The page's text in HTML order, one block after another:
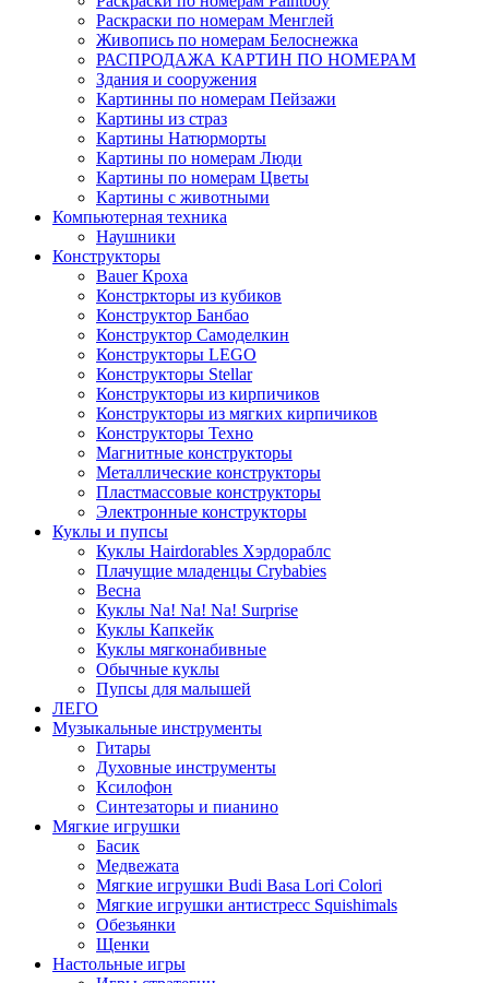
Раскраски по номерам Менглей
Живопись по номерам Белоснежка
РАСПРОДАЖА КАРТИН ПО НОМЕРАМ
Здания и сооружения
Картинны по номерам Пейзажи
Картины из страз
Картины Натюрморты
Картины по номерам Люди
Картины по номерам Цветы
Картины с животными
Компьютерная техника
Наушники
Конструкторы
Bauer Кроха
Констркторы из кубиков
Конструктор Банбао
Конструктор Самоделкин
Конструкторы LEGO
Конструкторы Stellar
Конструкторы из кирпичиков
Конструкторы из мягких кирпичиков
Конструкторы Техно
Магнитные конструкторы
Металлические конструкторы
Пластмассовые конструкторы
Электронные конструкторы
Куклы и пупсы
Куклы Hairdorables Хэрдораблс
Плачущие младенцы Crybabies
Весна
Куклы Na! Na! Na! Surprise
Куклы Капкейк
Куклы мягконабивные
Обычные куклы
Пупсы для малышей
ЛЕГО
Музыкальные инструменты
Гитары
Духовные инструменты
Ксилофон
Синтезаторы и пианино
Мягкие игрушки
Басик
Медвежата
Мягкие игрушки Budi Basa Lori Colori
Мягкие игрушки антистресс Squishimals
Обезьянки
Щенки
Настольные игры